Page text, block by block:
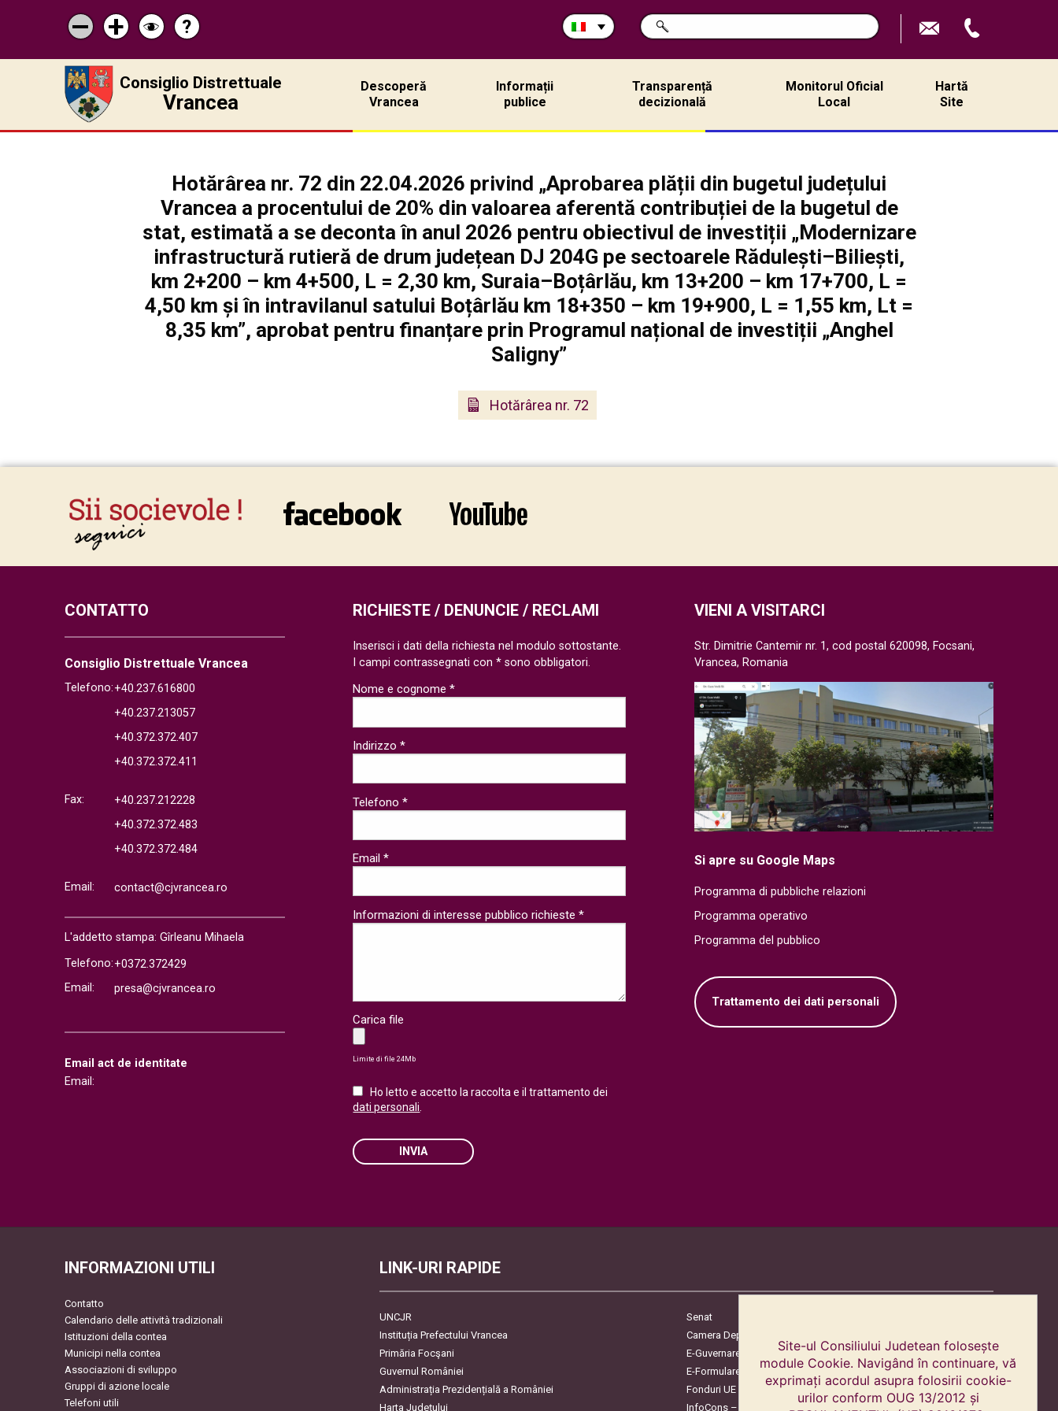
Micșorează
scrisul
Mărește
scrisul
Schimbă
contrastul
Pagina
de
ajutor
?
Cerca
nel
RICERCA
Consiglio Distrettuale
Vrancea
Descoperă
Vrancea
Informații
publice
Transparență
decizională
Monitorul Oficial
Local
Hartă
Site
Hotărârea nr. 72 din 22.04.2026 privind „Aprobarea plății din bugetul județului
Vrancea a procentului de 20% din valoarea aferentă contribuției de la bugetul de
stat, estimată a se deconta în anul 2026 pentru obiectivul de investiții „Modernizare
infrastructură rutieră de drum județean DJ 204G pe sectoarele Rădulești–Biliești,
km 2+200 – km 4+500, L = 2,30 km, Suraia–Boțârlău, km 13+200 – km 17+700, L =
4,50 km și în intravilanul satului Boțârlău km 18+350 – km 19+900, L = 1,55 km, Lt =
8,35 km”, aprobat pentru finanțare prin Programul național de investiții „Anghel
Saligny”
Hotărârea nr. 72
CONTATTO
Consiglio Distrettuale Vrancea
Telefono:+40.237.616800
+40.237.213057
+40.372.372.407
+40.372.372.411
Fax:
+40.237.212228
+40.372.372.483
+40.372.372.484
Email: contact@cjvrancea.ro
L'addetto stampa: Gîrleanu Mihaela
Telefono:+0372.372429
Email:
presa@cjvrancea.ro
Email act de identitate
Email:
VIENI A VISITARCI
Str. Dimitrie Cantemir nr. 1, cod postal 620098, Focsani,
Vrancea, Romania
Si apre su Google Maps
Programma di pubbliche relazioni
Programma operativo
Programma del pubblico
Trattamento dei dati personali
RICHIESTE / DENUNCIE / RECLAMI
Inserisci i dati della richiesta nel modulo sottostante.
I campi contrassegnati con * sono obbligatori.
Nome e cognome *
Indirizzo *
Telefono *
Email *
Informazioni di interesse pubblico richieste *
Carica file
Limite di file 24Mb
Ho letto e accetto la raccolta e il trattamento dei
dati personali.
INVIA
INFORMAZIONI UTILI
Contatto
Calendario delle attività tradizionali
Istituzioni della contea
Municipi nella contea
Associazioni di sviluppo
Gruppi di azione locale
Telefoni utili
LINK-URI RAPIDE
UNCJR
Senat
Instituția Prefectului Vrancea
Camera Deputaților
Primăria Focşani
E-Guvernare
Guvernul României
E-Formulare
Administrația Prezidențială a României
Fonduri UE
Harta Județului
InfoCons – Protecția Consumatorilor
Site-ul Consiliului Judetean folosește
module Cookie. Navigând în continuare, vă
exprimați acordul asupra folosirii cookie-
urilor conform OUG 13/2012 și